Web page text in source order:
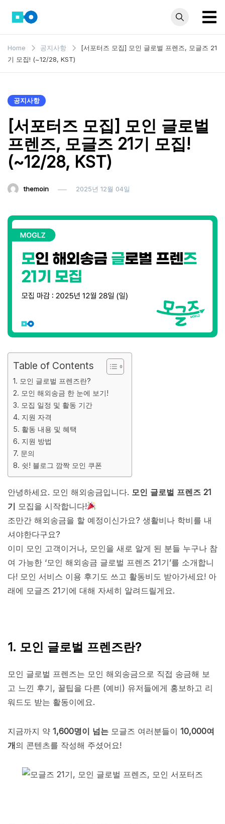
content
모인 해
외송금
까지 꼭 알아야 할
Home 공지사항
[서포터즈 모집] 모인 글로벌 프렌즈, 모글즈 21
기 모집! (~12/28, KST)
공지사항
[서포터즈 모집] 모인 글로벌
프렌즈, 모글즈 21기 모집!
(~12/28, KST)
themoin 2025년 12월 04일
Table of Contents
1. 모인 글로벌 프렌즈란?
2. 모인 해외송금 한 눈에 보기!
3. 모집 일정 및 활동 기간
4. 지원 자격
5. 활동 내용 및 혜택
6. 지원 방법
7. 문의
8. 쉿! 블로그 깜짝 모인 쿠폰
안녕하세요. 모인 해외송금입니다. 모인 글로벌 프렌즈 21
기 모집을 시작합니다!
조만간 해외송금을 할 예정이신가요? 생활비나 학비를 내
셔야한다구요?
이미 모인 고객이거나, 모인을 새로 알게 된 분들 누구나 참
여 가능한 ‘모인 해외송금 글로벌 프렌즈 21기’를 소개합니
다! 모인 서비스 이용 후기도 쓰고 활동비도 받아가세요! 아
래에 모글즈 21기에 대해 자세히 알려드릴게요.
1. 모인 글로벌 프렌즈란?
모인 글로벌 프렌즈는 모인 해외송금으로 직접 송금해 보
고 느낀 후기, 꿀팁을 다른 (예비) 유저들에게 홍보하고 리
워드도 받는 활동이에요.
지금까지 약 1,600명이 넘는 모글즈 여러분들이 10,000여
개의 콘텐츠를 작성해 주셨어요!